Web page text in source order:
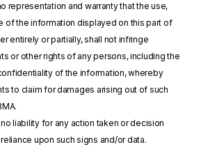
representation and warranty that the use,
of the information displayed on this part of
entirely or partially, shall not infringe
or other rights of any persons, including the
of the information, whereby
to claim for damages arising out of such
liability for any action taken or decision
upon such signs and/or data.